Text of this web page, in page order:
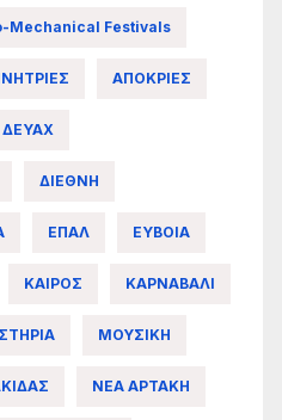
Mechanical Festivals
ΑΠΟΚΡΙΕΣ
ΔΕΥΑΧ
ΔΙΕΘΝΗ
ΕΠΑΛ ΕΥΒΟΙΑ
ΚΑΙΡΟΣ ΚΑΡΝΑΒΑΛΙ
ΜΟΥΣΙΚΗ
ΝΕΑ ΑΡΤΑΚΗ